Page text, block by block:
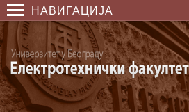
НАВИГАЦИЈА